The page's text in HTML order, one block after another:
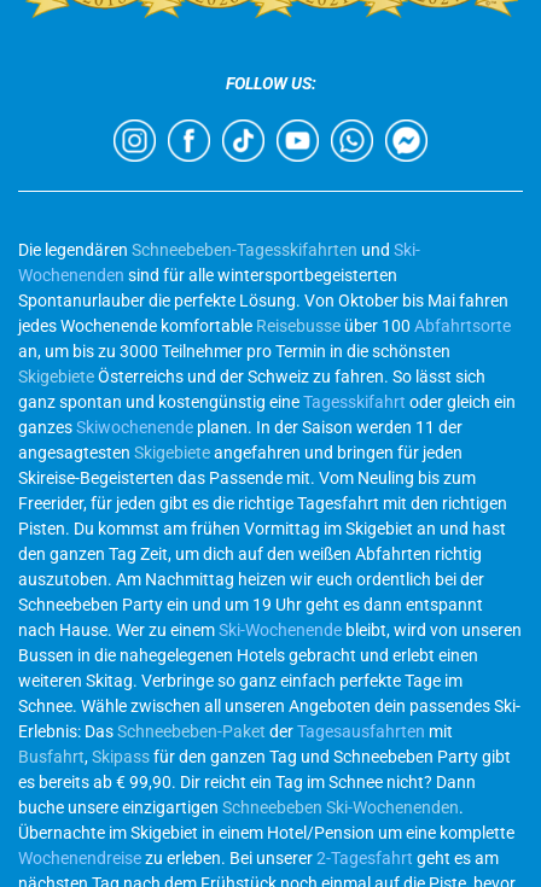
FOLLOW US:
Die legendären Schneebeben-Tagesskifahrten und Ski-
Wochenenden sind für alle wintersportbegeisterten
Spontanurlauber die perfekte Lösung. Von Oktober bis Mai fahren
jedes Wochenende komfortable Reisebusse über 100 Abfahrtsorte
an, um bis zu 3000 Teilnehmer pro Termin in die schönsten
SkigebieteÖsterreichs und der Schweiz zu fahren. So lässt sich
ganz spontan und kostengünstig eineTagesskifahrt oder gleich ein
ganzesSkiwochenende planen. In der Saison werden 11 der
angesagtesten Skigebieteangefahren und bringen für jeden
Skireise-Begeisterten das Passende mit. Vom Neuling bis zum
Freerider, für jeden gibt es die richtige Tagesfahrt mit den richtigen
Pisten. Du kommst am frühen Vormittag im Skigebiet an und hast
den ganzen Tag Zeit, um dich auf den weißen Abfahrten richtig
auszutoben. Am Nachmittag heizen wir euch ordentlich bei der
Schneebeben Party ein und um 19 Uhr geht es dann entspannt
nach Hause. Wer zu einemSki-Wochenende bleibt, wird von unseren
Bussen in die nahegelegenen Hotels gebracht und erlebt einen
weiteren Skitag. Verbringe so ganz einfach perfekte Tage im
Schnee. Wähle zwischen all unseren Angeboten dein passendes Ski-
Erlebnis: DasSchneebeben-Paket derTagesausfahrten mit
Busfahrt,Skipassfür den ganzen Tag und Schneebeben Party gibt
es bereits ab € 99,90. Dir reicht ein Tag im Schnee nicht? Dann
buche unsere einzigartigen Schneebeben Ski-Wochenenden.
Übernachte im Skigebiet in einem Hotel/Pension um eine komplette
Wochenendreisezu erleben. Bei unserer2-Tagesfahrt geht es am
nächsten Tag nach dem Frühstück noch einmal auf die Piste, bevor